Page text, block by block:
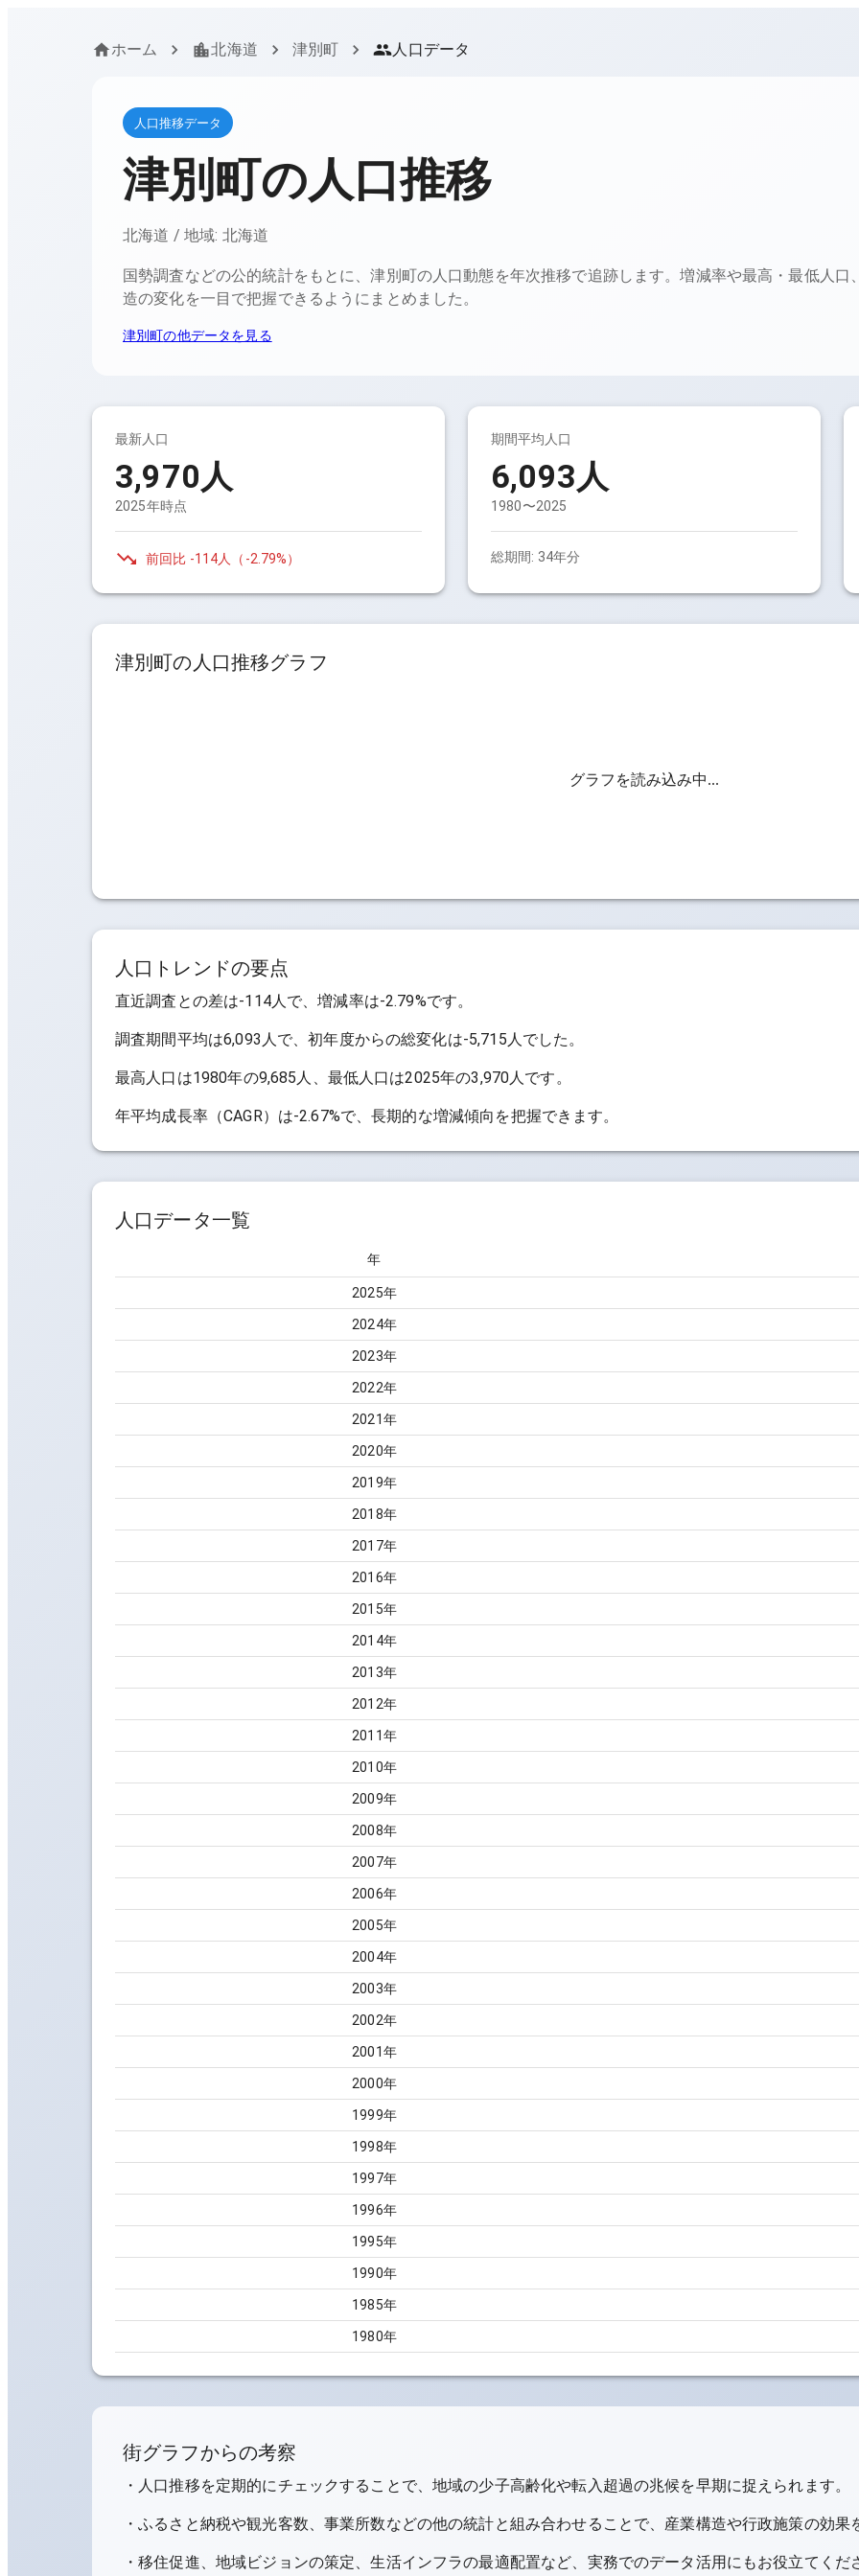
ホーム 北海道 津別町 人口データ
人口推移データ
津別町の人口推移
北海道 / 地域: 北海道
国勢調査などの公的統計をもとに、津別町の人口動態を年次推移で追跡します。増減率や最高・最低人
造の変化を一目で把握できるようにまとめました。
津別町の他データを見る
最新人口
3,970人
2025年時点
前回比 -114人 （ -2.79%）
期間平均人口
6,093人
1980〜2025
総期間: 34年分
津別町の人口推移グラフ
グラフを読み込み中...
人口トレンドの要点
直近調査との差は-114人で、増減率は-2.79%です。
調査期間平均は6,093人で、初年度からの総変化は-5,715人でした。
最高人口は1980年の9,685人 、最低人口は2025年の3,970人です。
年平均成長率（CAGR）は-2.67%で、長期的な増減傾向を把握できます。
人口データ一覧
年
2025年
2024年
2023年
2022年
2021年
2020年
2019年
2018年
2017年
2016年
2015年
2014年
2013年
2012年
2011年
2010年
2009年
2008年
2007年
2006年
2005年
2004年
2003年
2002年
2001年
2000年
1999年
1998年
1997年
1996年
1995年
1990年
1985年
1980年
街グラフからの考察
・人口推移を定期的にチェックすることで、地域の少子高齢化や転入超過の兆候を早期に捉えられます。
・ふるさと納税や観光客数、事業所数などの他の統計と組み合わせることで、産業構造や行政施策の効
・移住促進、地域ビジョンの策定、生活インフラの最適配置など、実務でのデータ活用にもお役立てくだ